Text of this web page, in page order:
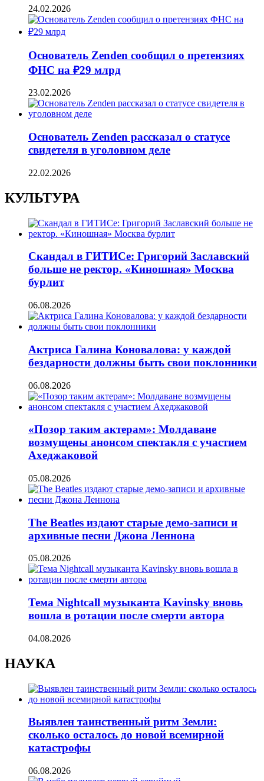
24.02.2026
Основатель Zenden сообщил о претензиях
ФНС на ₽29 млрд
23.02.2026
Основатель Zenden рассказал о статусе
свидетеля в уголовном деле
22.02.2026
КУЛЬТУРА
Скандал в ГИТИСе: Григорий Заславский
больше не ректор. «Киношная» Москва
бурлит
06.08.2026
Актриса Галина Коновалова: у каждой
бездарности должны быть свои поклонники
06.08.2026
«Позор таким актерам»: Молдаване
возмущены анонсом спектакля с участием
Ахеджаковой
05.08.2026
The Beatles издают старые демо-записи и
архивные песни Джона Леннона
05.08.2026
Тема Nightcall музыканта Kavinsky вновь
вошла в ротации после смерти автора
04.08.2026
НАУКА
Выявлен таинственный ритм Земли:
сколько осталось до новой всемирной
катастрофы
06.08.2026